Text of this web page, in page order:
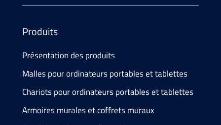
Produits
Présentation des produits
Malles pour ordinateurs portables et tablettes
Chariots pour ordinateurs portables et tablettes
Armoires murales et coffrets muraux